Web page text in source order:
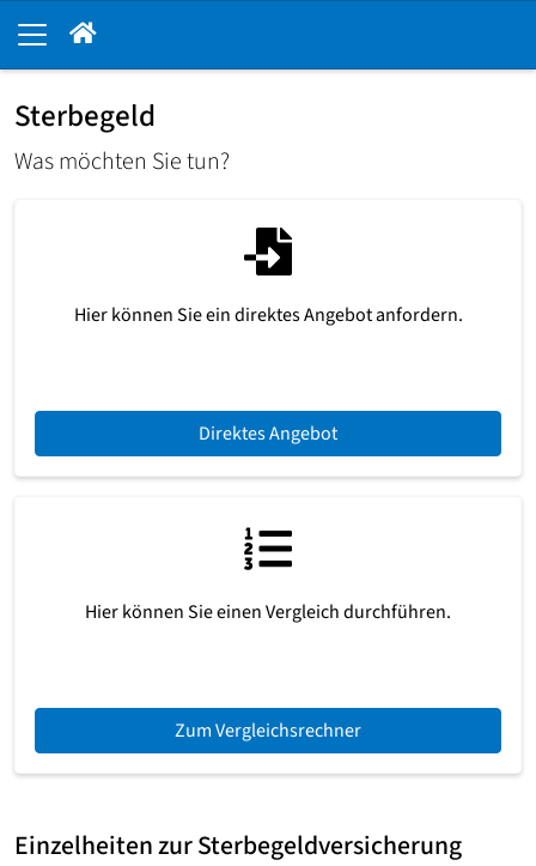
Sterbegeld
Was möchten Sie tun?
Hier können Sie ein direktes Angebot anfordern.
Direktes Angebot
Hier können Sie einen Vergleich durchführen.
Zum Vergleichsrechner
Einzelheiten zur Sterbegeldversicherung